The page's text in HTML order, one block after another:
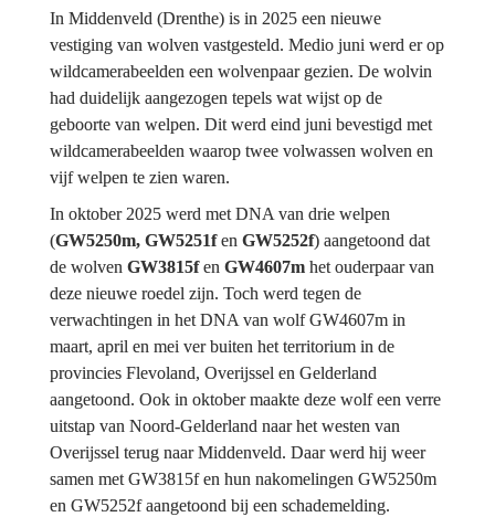
In Middenveld (Drenthe) is in 2025 een nieuwe
vestiging van wolven vastgesteld. Medio juni werd er op
wildcamerabeelden een wolvenpaar gezien. De wolvin
had duidelijk aangezogen tepels wat wijst op de
geboorte van welpen. Dit werd eind juni bevestigd met
wildcamerabeelden waarop twee volwassen wolven en
vijf welpen te zien waren.
In oktober 2025 werd met DNA van drie welpen
(GW5250m, GW5251f en GW5252f) aangetoond dat
de wolven GW3815f en GW4607m het ouderpaar van
deze nieuwe roedel zijn. Toch werd tegen de
verwachtingen in het DNA van wolf GW4607m in
maart, april en mei ver buiten het territorium in de
provincies Flevoland, Overijssel en Gelderland
aangetoond. Ook in oktober maakte deze wolf een verre
uitstap van Noord-Gelderland naar het westen van
Overijssel terug naar Middenveld. Daar werd hij weer
samen met GW3815f en hun nakomelingen GW5250m
en GW5252f aangetoond bij een schademelding.